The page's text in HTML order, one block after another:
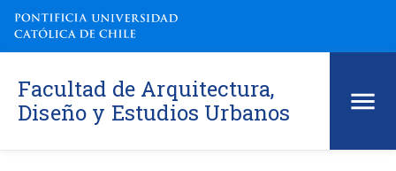
Facultad de Arquitectura,
Diseño y Estudios Urbanos